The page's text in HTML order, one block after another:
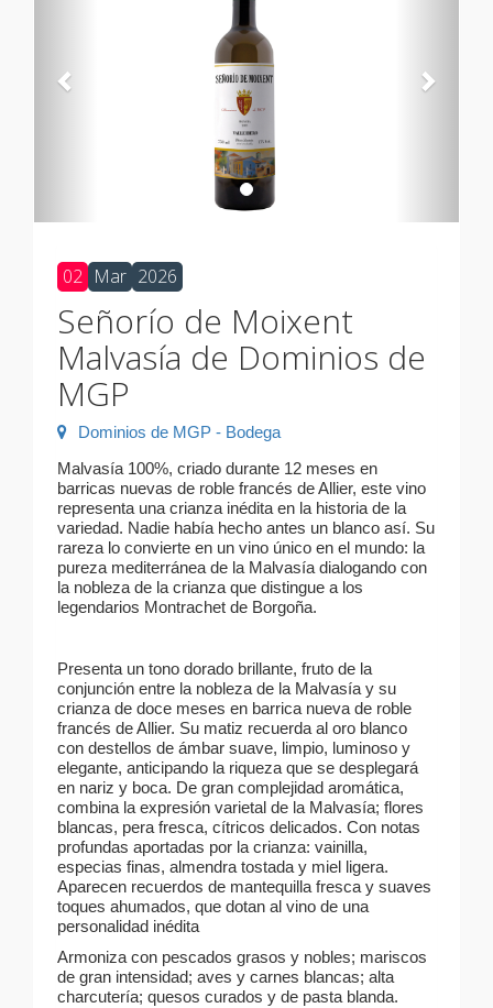
02 Mar 2026
Señorío de Moixent
Malvasía de Dominios de
MGP
Dominios de MGP - Bodega
Malvasía 100%, criado durante 12 meses en
barricas nuevas de roble francés de Allier, este vino
representa una crianza inédita en la historia de la
variedad. Nadie había hecho antes un blanco así. Su
rareza lo convierte en un vino único en el mundo: la
pureza mediterránea de la Malvasía dialogando con
la nobleza de la crianza que distingue a los
legendarios Montrachet de Borgoña.
Presenta un tono dorado brillante, fruto de la
conjunción entre la nobleza de la Malvasía y su
crianza de doce meses en barrica nueva de roble
francés de Allier. Su matiz recuerda al oro blanco
con destellos de ámbar suave, limpio, luminoso y
elegante, anticipando la riqueza que se desplegará
en nariz y boca. De gran complejidad aromática,
combina la expresión varietal de la Malvasía; flores
blancas, pera fresca, cítricos delicados. Con notas
profundas aportadas por la crianza: vainilla,
especias finas, almendra tostada y miel ligera.
Aparecen recuerdos de mantequilla fresca y suaves
toques ahumados, que dotan al vino de una
personalidad inédita
Armoniza con pescados grasos y nobles; mariscos
de gran intensidad; aves y carnes blancas; alta
charcutería; quesos curados y de pasta blanda.